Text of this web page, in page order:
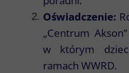
Oświadczenie:
„Centrum
w którym
ramach WWRD.